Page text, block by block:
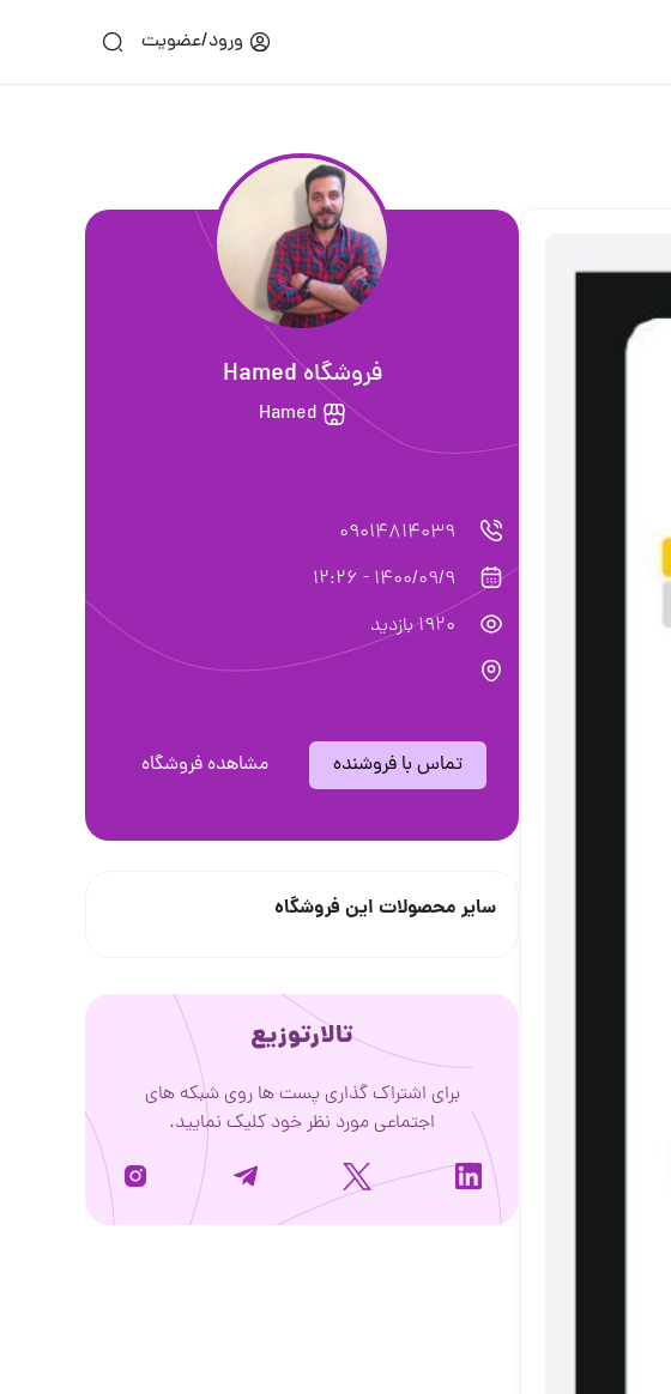
ورود/عضویت
فروشگاه Hamed
Hamed
09014814039
1400/09/9 - 12:26
1920 بازدید
تماس با فروشنده مشاهده فروشگاه
سایر محصولات این فروشگاه
تالارتوزیع
برای اشتراک گذاری پست ها روی شبکه های
اجتماعی مورد نظر خود کلیک نمایید.